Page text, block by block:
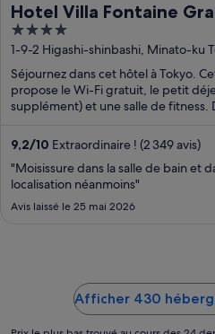
Hotel Villa Fontaine
Shiodome
4
out
of
5
1-9-2 Higashi-shinbashi, Minato-ku
Séjournez dans cet hôtel à Tokyo.
propose le Wi-Fi gratuit, le petit
supplément) et une salle de fitness.
9,2/10 Extraordinaire ! (2 349 avis)
"Moisissure dans la salle de bain et
localisation néanmoins"
Avis laissé le 25 mai 2026
Afficher 430